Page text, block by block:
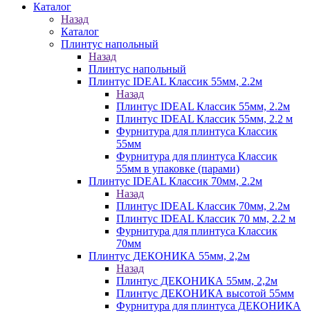
Каталог
Назад
Каталог
Плинтус напольный
Назад
Плинтус напольный
Плинтус IDEAL Классик 55мм, 2.2м
Назад
Плинтус IDEAL Классик 55мм, 2.2м
Плинтус IDEAL Классик 55мм, 2.2 м
Фурнитура для плинтуса Классик
55мм
Фурнитура для плинтуса Классик
55мм в упаковке (парами)
Плинтус IDEAL Классик 70мм, 2.2м
Назад
Плинтус IDEAL Классик 70мм, 2.2м
Плинтус IDEAL Классик 70 мм, 2.2 м
Фурнитура для плинтуса Классик
70мм
Плинтус ДЕКОНИКА 55мм, 2,2м
Назад
Плинтус ДЕКОНИКА 55мм, 2,2м
Плинтус ДЕКОНИКА высотой 55мм
Фурнитура для плинтуса ДЕКОНИКА